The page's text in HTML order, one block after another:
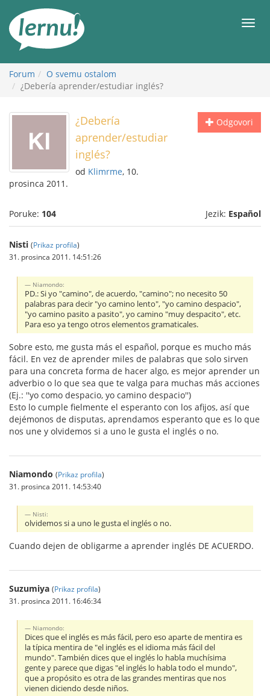
Meni
Forum
O svemu ostalom
¿Debería aprender/estudiar inglés?
Odgovori
¿Debería
aprender/estudiar
inglés?
od Klimrme, 10.
prosinca 2011.
Poruke: 104 Jezik: Español
Nisti (Prikaz profila)
31. prosinca 2011. 14:51:26
Niamondo:
PD.: Si yo "camino", de acuerdo, "camino"; no necesito 50
palabras para decir "yo camino lento", "yo camino despacio",
"yo camino pasito a pasito", yo camino "muy despacito", etc.
Para eso ya tengo otros elementos gramaticales.
Sobre esto, me gusta más el español, porque es mucho más
fácil. En vez de aprender miles de palabras que solo sirven
para una concreta forma de hacer algo, es mejor aprender un
adverbio o lo que sea que te valga para muchas más acciones
(Ej.: ''yo como despacio, yo camino despacio'')
Esto lo cumple fielmente el esperanto con los afijos, así que
dejémonos de disputas, aprendamos esperanto que es lo que
nos une y olvidemos si a uno le gusta el inglés o no.
Niamondo (Prikaz profila)
31. prosinca 2011. 14:53:40
Nisti:
olvidemos si a uno le gusta el inglés o no.
Cuando dejen de obligarme a aprender inglés DE ACUERDO.
Suzumiya (Prikaz profila)
31. prosinca 2011. 16:46:34
Niamondo:
Dices que el inglés es más fácil, pero eso aparte de mentira es
la típica mentira de "el inglés es el idioma más fácil del
mundo". También dices que el inglés lo habla muchísima
gente y parece que digas "el inglés lo habla todo el mundo",
que a propósito es otra de las grandes mentiras que nos
vienen diciendo desde niños.